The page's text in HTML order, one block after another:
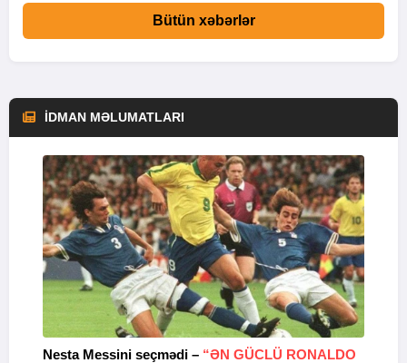
Bütün xəbərlər
İDMAN MƏLUMATLARI
Nesta Messini seçmədi – “ƏN GÜCLÜ RONALDO